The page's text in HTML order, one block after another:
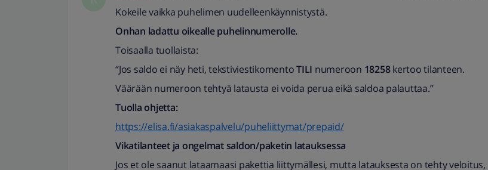
Kokeile vaikka puhelimen uudelleenkäynnistystä.
Onhan ladattu oikealle puhelinnumerolle.
Toisaalla tuollaista:
“Jos saldo ei näy heti, tekstiviestikomentoTILI numeroon 18258kertoo tilanteen.
Väärään numeroon tehtyä latausta ei voida perua eikä saldoa palauttaa.”
Tuolla ohjetta:
https://elisa.fi/asiakaspalvelu/puheliittymat/prepaid/
Vikatilanteet ja ongelmat saldon/paketin latauksessa
Jos et ole saanut lataamaasi pakettia liittymällesi, mutta latauksesta on tehty veloitus,